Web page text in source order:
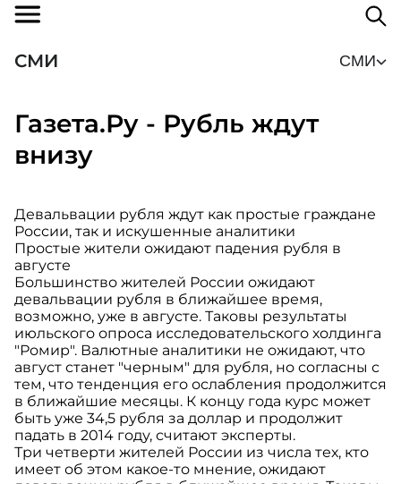
СМИ СМИ
Газета.Ру - Рубль ждут
внизу
Девальвации рубля ждут как простые граждане
России, так и искушенные аналитики
Простые жители ожидают падения рубля в
августе
Большинство жителей России ожидают
девальвации рубля в ближайшее время,
возможно, уже в августе. Таковы результаты
июльского опроса исследовательского холдинга
"Ромир". Валютные аналитики не ожидают, что
август станет "черным" для рубля, но согласны с
тем, что тенденция его ослабления продолжится
в ближайшие месяцы. К концу года курс может
быть уже 34,5 рубля за доллар и продолжит
падать в 2014 году, считают эксперты.
Три четверти жителей России из числа тех, кто
имеет об этом какое-то мнение, ожидают